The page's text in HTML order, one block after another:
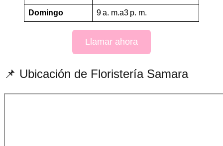
Domingo 9 a. m.a3 p. m.
Llamar ahora
📌 Ubicación de Floristería Samara